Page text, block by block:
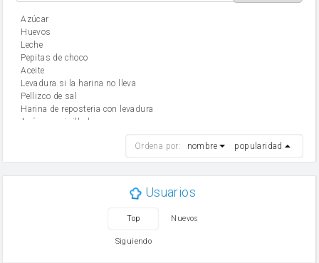
Azúcar
huevos
leche
Pepitas de choco
aceite
Levadura si la harina no lleva
Pellizco de sal
Harina de reposteria con levadura
Azúcar avainillado
mantequilla
Ordena por: nombre popularidad
Usuarios
Top Nuevos
Siguiendo